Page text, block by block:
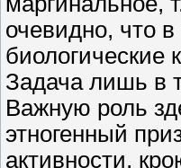
очевидно, что
биологические
Задача лишь в
Важную роль
этногенный
активности,